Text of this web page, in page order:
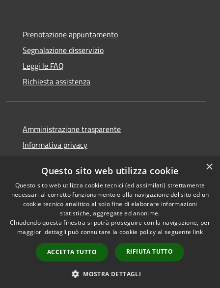
Prenotazione appuntamento
Segnalazione disservizio
Leggi le FAQ
Richiesta assistenza
Amministrazione trasparente
Informativa privacy
Dichiarazione di accessibilità
RSS
Accessibilità
Copyright © 2026 • Comune di
Corropoli • Powered by
Municipium•
Accesso
redazione
×
Questo sito web utilizza cookie
Questo sito web utilizza cookie tecnici (ed assimilati) strettamente
necessari al corretto funzionamento e alla navigazione del sito ed un
cookie tecnico analitico al solo fine di elaborare informazioni
statistiche, aggregate ed anonime.
Chiudendo questa finestra si potrà proseguire con la navigazione, per
maggiori dettagli può consultare la cookie policy al seguente link
ACCETTA TUTTO RIFIUTA TUTTO
MOSTRA DETTAGLI